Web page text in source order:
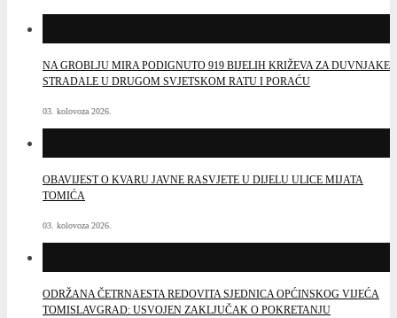
NA GROBLJU MIRA PODIGNUTO 919 BIJELIH KRIŽEVA ZA DUVNJAKE
STRADALE U DRUGOM SVJETSKOM RATU I PORAĆU
03. kolovoza 2026.
OBAVIJEST O KVARU JAVNE RASVJETE U DIJELU ULICE MIJATA
TOMIĆA
03. kolovoza 2026.
ODRŽANA ČETRNAESTA REDOVITA SJEDNICA OPĆINSKOG VIJEĆA
TOMISLAVGRAD: USVOJEN ZAKLJUČAK O POKRETANJU